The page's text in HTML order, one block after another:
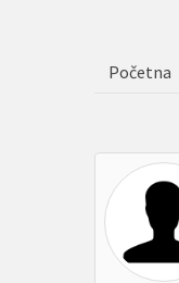
Početna